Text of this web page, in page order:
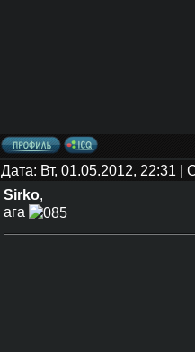
Дата: Вт, 01.05.2012, 22:31
Sirko,
ага